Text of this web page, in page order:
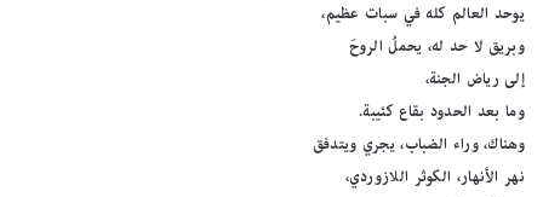
يوحد العالم كله في سبات عظيم،
وبريق لا حد له، يحملُ الروحَ
إلى رياض الجنة،
وما بعد الحدود بقاع كئيبة.
وهناك، وراء الضباب، يجري ويتدفق
نهر الأنهار، الكوثر اللازوردي،